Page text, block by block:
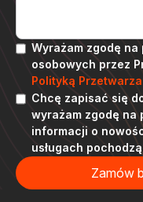
Wyrażam zgodę
osobowych przez
Polityką
Chcę zapisać się
wyrażam zgodę na
informacji o
usługach